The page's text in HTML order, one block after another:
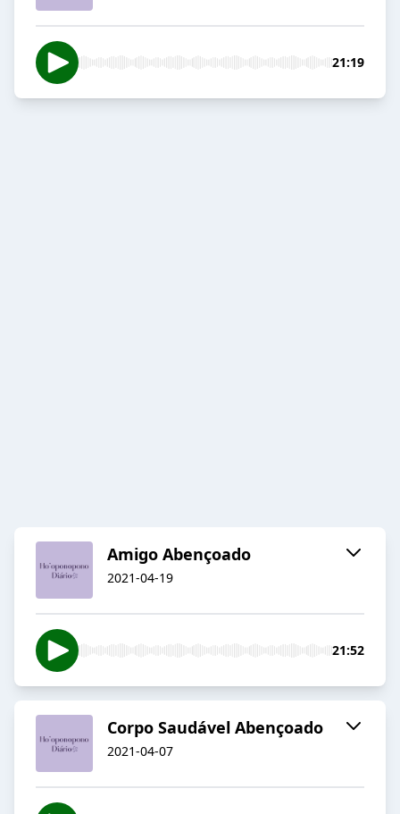
21:19
Amigo Abençoado
2021-04-19
21:52
Corpo Saudável Abençoado
2021-04-07